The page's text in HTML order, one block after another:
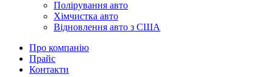
Полірування авто
Хімчистка авто
Відновлення авто з США
Про компанію
Прайс
Контакти